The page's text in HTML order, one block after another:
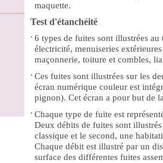
maquette.
Test d'étanchéité
6 types de fuites sont illustrées
électricité, menuiseries
maçonnerie, toiture et combles,
Ces fuites sont illustrées sur les
écran numérique couleur est
pignon). Cet écran a pour but de
Chaque type de fuite est
Deux débits de fuites sont
classique et le second, une
Chaque débit est illustré par un
surface des différentes fuites